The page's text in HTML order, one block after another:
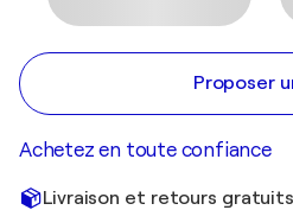
Proposer
Achetez en toute confiance
Livraison et retours gratuits